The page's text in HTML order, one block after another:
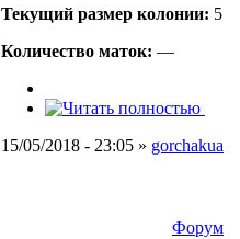
Текущий размер кoлонии: 5
Количество маток: —
15/05/2018 - 23:05 » gorchakua
Форум